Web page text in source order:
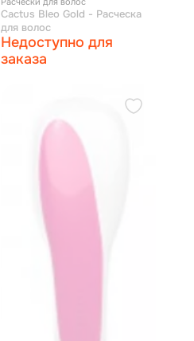
Cactus Bleo Gold - Расческа
для волос
Недоступно для
заказа